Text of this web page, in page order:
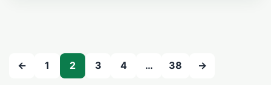
Paginação de posts
← 1 2 3 4 … 38 →